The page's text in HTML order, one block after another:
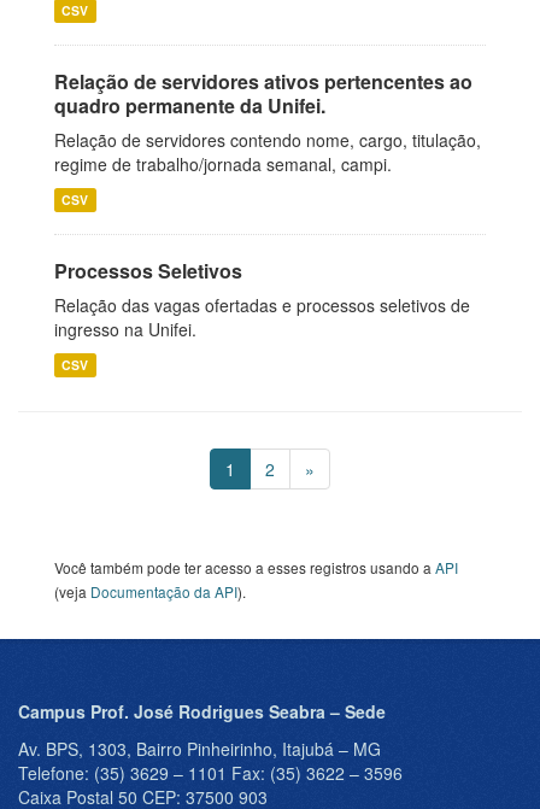
CSV
Relação de servidores ativos pertencentes ao
quadro permanente da Unifei.
Relação de servidores contendo nome, cargo, titulação,
regime de trabalho/jornada semanal, campi.
CSV
Processos Seletivos
Relação das vagas ofertadas e processos seletivos de
ingresso na Unifei.
CSV
1 2 »
Você também pode ter acesso a esses registros usando a API
(veja Documentação da API).
Campus Prof. José Rodrigues Seabra – Sede
Av. BPS, 1303, Bairro Pinheirinho, Itajubá – MG
Telefone: (35) 3629 – 1101 Fax: (35) 3622 – 3596
Caixa Postal 50 CEP: 37500 903